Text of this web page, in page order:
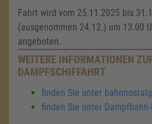
Fahrt wird vom 25.11.2025 bis
(ausgenommen 24.12.) um 13.00
angeboten.
WEITERE INFORMATIONEN
DAMPFSCHIFFAHRT
finden Sie unter
finden Sie unter